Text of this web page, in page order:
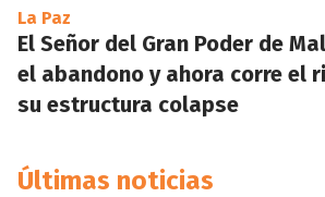
La Paz
El Señor del Gran Poder de
el abandono y ahora corre el
su estructura colapse
Últimas noticias